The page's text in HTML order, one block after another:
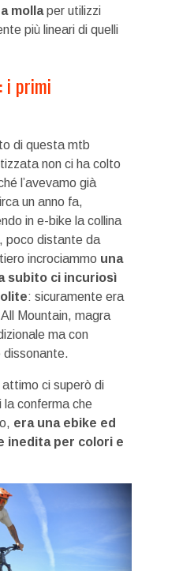
mollaper utilizzi
più lineari di quelli
i primi
di questa mtb
non ci ha colto
l’avevamo già
un anno fa,
in e-bike la collina
poco distante da
incrociammo una
subito ci incuriosì
: sicuramente era
Mountain, magra
ma con
dissonante.
attimo ci superò di
la conferma che
era una ebike ed
inedita per colori e